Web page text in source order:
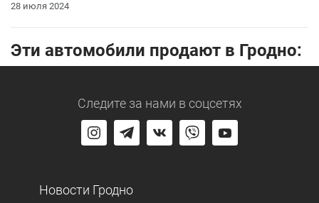
28 июля 2024
Эти автомобили продают в Гродно:
Следите за нами в соцсетях
Новости Гродно